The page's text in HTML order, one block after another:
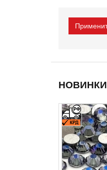
НОВИНКИ